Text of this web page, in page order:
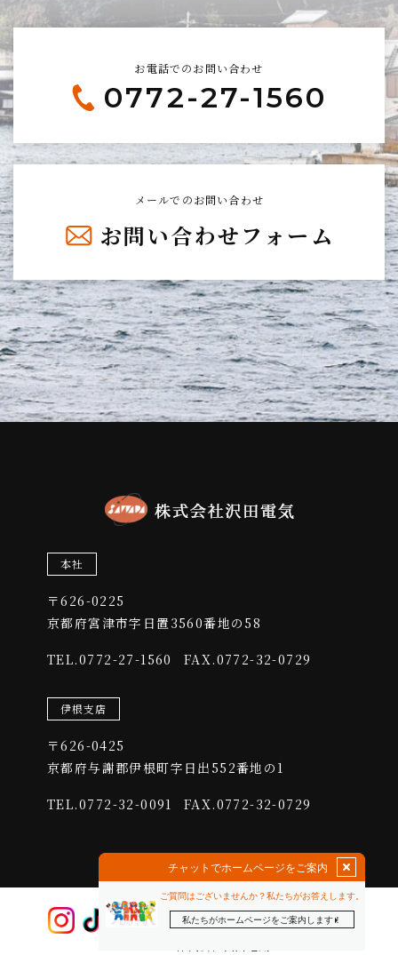
お電話でのお問い合わせ
0772-27-1560
メールでのお問い合わせ
お問い合わせフォーム
本社
〒626-0225
​​​​​​​京都府宮津市字日置3560番地の58
TEL.0772-27-1560 FAX.0772-32-0729
伊根支店
〒626-0425
​​​​​​​京都府与謝郡伊根町字日出552番地の1
TEL.0772-32-0091 FAX.0772-32-0729